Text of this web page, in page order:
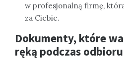
w profesjonalną firmę,
za Ciebie.
Dokumenty, które
ręką podczas odbioru